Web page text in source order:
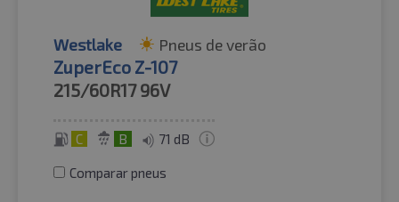
Westlake Pneus de verão
ZuperEco Z-107
215/60R17 96V
C B 71 dB
Comparar pneus